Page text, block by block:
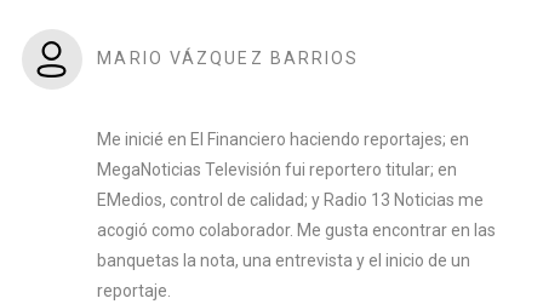
MARIO VÁZQUEZ BARRIOS
Me inicié en El Financiero haciendo reportajes; en
MegaNoticias Televisión fui reportero titular; en
EMedios, control de calidad; y Radio 13 Noticias me
acogió como colaborador. Me gusta encontrar en las
banquetas la nota, una entrevista y el inicio de un
reportaje.